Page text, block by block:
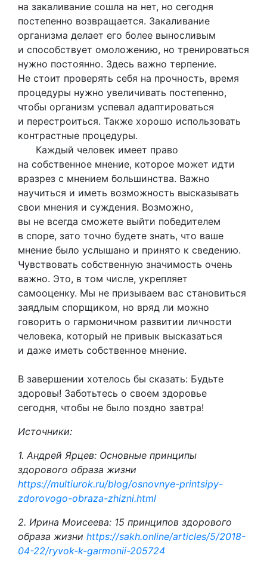
на закаливание сошла на нет, но сегодня
постепенно возвращается. Закаливание
организма делает его более выносливым
и способствует омоложению, но тренироваться
нужно постоянно. Здесь важно терпение.
Не стоит проверять себя на прочность, время
процедуры нужно увеличивать постепенно,
чтобы организм успевал адаптироваться
и перестроиться. Также хорошо использовать
контрастные процедуры.
Каждый человек имеет право
на собственное мнение, которое может идти
вразрез с мнением большинства. Важно
научиться и иметь возможность высказывать
свои мнения и суждения. Возможно,
вы не всегда сможете выйти победителем
в споре, зато точно будете знать, что ваше
мнение было услышано и принято к сведению.
Чувствовать собственную значимость очень
важно. Это, в том числе, укрепляет
самооценку. Мы не призываем вас становиться
заядлым спорщиком, но вряд ли можно
говорить о гармоничном развитии личности
человека, который не привык высказаться
и даже иметь собственное мнение.
В завершении хотелось бы сказать: Будьте
здоровы! Заботьтесь о своем здоровье
сегодня, чтобы не было поздно завтра!
Источники:
1. Андрей Ярцев: Основные принципы
здорового образа жизни
https://multiurok.ru/blog/osnovnye-printsipy-
zdorovogo-obraza-zhizni.html
2. Ирина Моисеева: 15 принципов здорового
образа жизни https://sakh.online/articles/5/2018-
04-22/ryvok-k-garmonii-205724